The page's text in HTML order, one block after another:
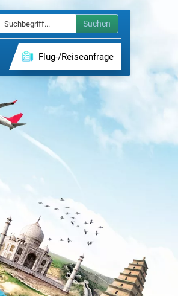
Suchen
Flug-/Reiseanfrage